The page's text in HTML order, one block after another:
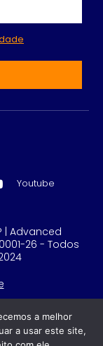
Youtube
| Advanced
26 - Todos
a melhor
a usar este site,